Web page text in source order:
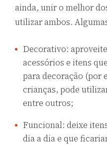
ainda, unir o melhor
utilizar ambos.
Decorativo:
acessórios e itens
para decoração (por
crianças, pode
entre outros;
Funcional: deixe
dia a dia e que